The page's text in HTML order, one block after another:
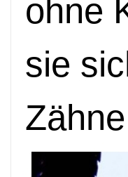
ohne
sie